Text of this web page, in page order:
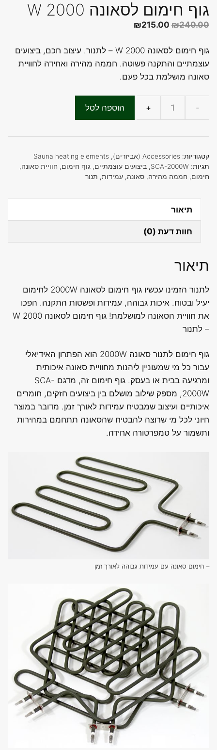
גוף חימום לסאונה 2000 W
₪240.00
המחיר
היה:
₪240.00.
₪215.00
הוא:
₪215.00.
גוף חימום לסאונה 2000 W – לתנור. עיצוב חכם, ביצועים
עוצמתיים והתקנה פשוטה. חממה מהירה ואחידה לחוויית
סאונה מושלמת בכל פעם.
-
כמות
גוף
חימום
לסאונה
2000
+ הוספה לסל
קטגוריות: Accessories (אביזרים) ,
Sauna heating elements
תגיות: SCA-2000W
, ביצועים עוצמתיים, גוף חימום, חוויית סאונה,
חימום, חממה מהירה, סאונה, עמידות, תנור
תיאור
חוות דעת (0)
תיאור
לתנור הזמינו עכשיו גוף חימום לסאונה 2000W לחימום
יעיל ובטוח. איכות גבוהה, עמידות ופשטות התקנה. הפכו
את חוויית הסאונה למושלמת! גוף חימום לסאונה 2000 W
– לתנור
גוף חימום לתנור סאונה 2000W הוא הפתרון האידיאלי
עבור כל מי שמעוניין ליהנות מחוויית סאונה איכותית
ומרגיעה בבית או בעסק. גוף חימום זה, מדגם SCA-
2000W, מספק שילוב מושלם בין ביצועים חזקים, חומרים
איכותיים ועיצוב שמבטיח עמידות לאורך זמן. מדובר במוצר
חיוני לכל מי שרוצה להבטיח שהסאונה תתחמם במהירות
ותשמור על טמפרטורה אחידה.
– חימום סאונה עם עמידות גבוהה לאורך זמן